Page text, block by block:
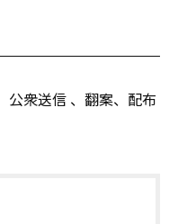
公衆送信 、翻案、配布